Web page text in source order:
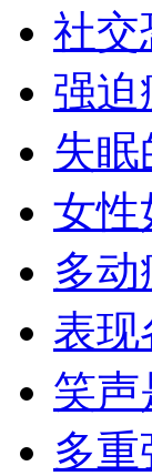
社交
强迫
失
女性
多
表现
笑声
多